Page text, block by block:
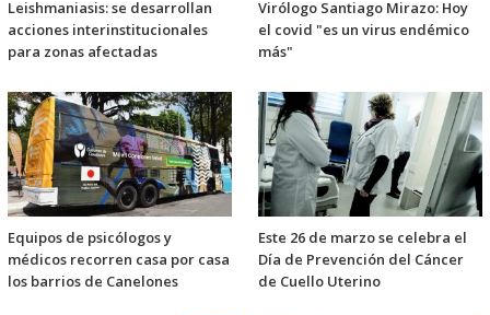
Leishmaniasis: se desarrollan
acciones interinstitucionales
para zonas afectadas
Virólogo Santiago Mirazo: Hoy
el covid "es un virus endémico
más"
Equipos de psicólogos y
médicos recorren casa por casa
los barrios de Canelones
Este 26 de marzo se celebra el
Día de Prevención del Cáncer
de Cuello Uterino